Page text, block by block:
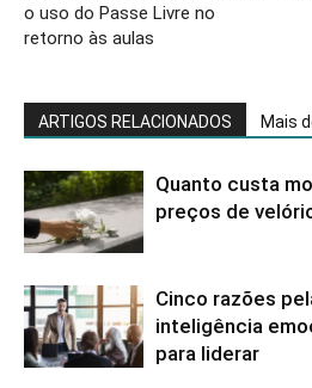
o uso do Passe Livre no
retorno às aulas
ARTIGOS RELACIONADOS Mais
Quanto custa
preços de
Cinco razões
inteligência
para liderar